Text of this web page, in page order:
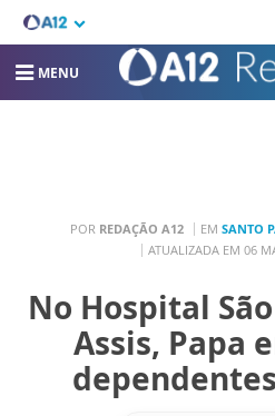
MENU
POR REDAÇÃO A12 EM SANTO
ATUALIZADA EM 06
No Hospital
Assis, Papa